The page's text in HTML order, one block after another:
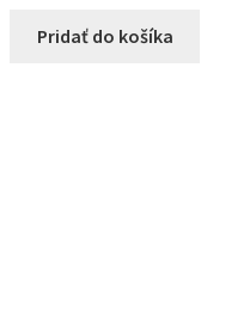
Pridať do košíka